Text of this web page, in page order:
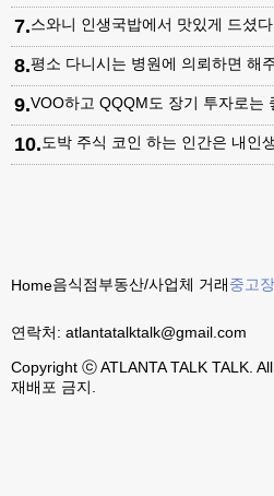
7.스와니 인생국밥에서 맛있게 드셨
8.평소 다니시는 병원에 의뢰하면 해
9.VOO하고 QQQM도 장기 투자로는
10.도박 주식 코인 하는 인간은 내인
Home음식점부동산/사업체 거래중고
연락처: atlantatalktalk@gmail.com
Copyright ⓒ ATLANTA TALK TALK.
재배포 금지.